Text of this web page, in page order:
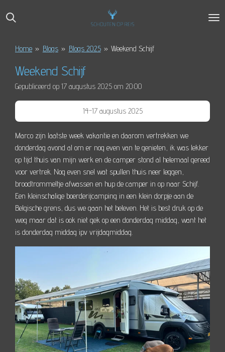
direct
Home » Blogs » Blogs 2025 » Weekend Schijf
Weekend Schijf
Gepubliceerd op 17 augustus 2025 om 20:00
14-17 augustus 2025
Marco zijn laatste week vakantie en daarom vertrekken we
donderdag avond al om er nog even van te genieten, ik was lekker
op tijd thuis van mijn werk en de camper stond al helemaal gereed
voor vertrek. Nog even snel wat spullen thuis neer leggen,
broodtrommeltje afwassen en hup de camper in op naar Schijf.
Een kleinschalige boerderijcamping in een klein dorpje aan de
Belgische grens, dus we gaan het beleven. Het is best druk op de
weg maar dat is ook niet gek op een donderdag middag, want het
is donderdag middag ipv vrijdagmiddag.